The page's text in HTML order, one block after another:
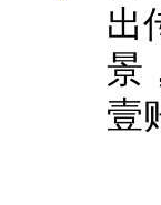
出
景
壹